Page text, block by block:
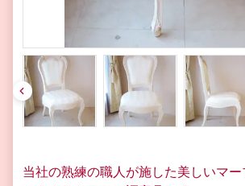
pre
v
当社の熟練の職人が施した美しいマー